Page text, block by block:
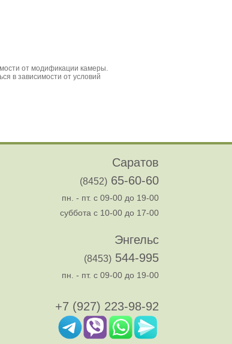
Саратов
(8452) 65-60-60
пн. - пт. с 09-00 до 19-00
суббота с 10-00 до 17-00
Энгельс
(8453) 544-995
пн. - пт. с 09-00 до 19-00
+7 (927) 223-98-92